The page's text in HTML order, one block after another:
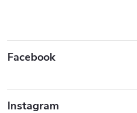
Facebook
Instagram